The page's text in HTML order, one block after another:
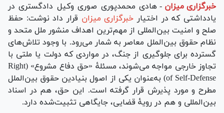
خبرگزاری میزان - هادی محمدپوری صوری وکیل دادگستری در
یادداشتی که در اختیار خبرگزاری میزان قرار داد نوشت: حفظ
صلح و امنیت بین‌المللی از مهم‌ترین اهداف منشور ملل متحد و
نظام حقوق بین‌الملل معاصر به شمار می‌رود. با وجود تلاش‌های
گسترده برای جلوگیری از جنگ، در مواردی که دولت یا ملتی با
تجاوز خارجی مواجه می‌شوند، مسئلۀ «حق دفاع مشروع» (Right
of Self-Defense) به‌عنوان یکی از اصول بنیادین حقوق بین‌الملل
مطرح و مورد پذیرش قرار گرفته است. این حق، هم در اسناد
بین‌المللی و هم در رویۀ قضایی، جایگاهی تثبیت‌شده دارد.